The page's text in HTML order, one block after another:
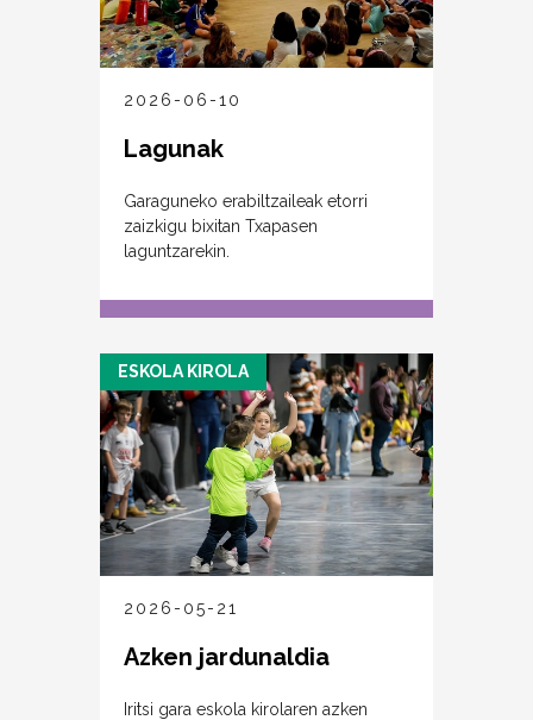
2026-06-10
Lagunak
Garaguneko erabiltzaileak etorri
zaizkigu bixitan Txapasen
laguntzarekin.
2026-05-21
ESKOLA KIROLA
Azken jardunaldia
Iritsi gara eskola kirolaren azken